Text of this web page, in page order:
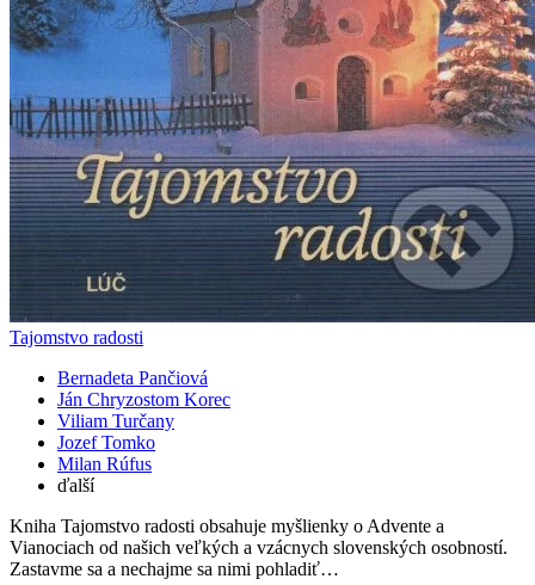
Tajomstvo radosti
Bernadeta Pančiová
Ján Chryzostom Korec
Viliam Turčany
Jozef Tomko
Milan Rúfus
ďalší
Kniha Tajomstvo radosti obsahuje myšlienky o Advente a
Vianociach od našich veľkých a vzácnych slovenských osobností.
Zastavme sa a nechajme sa nimi pohladiť…